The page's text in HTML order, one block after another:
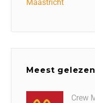
Maastricht
Meest gelezen
Crew